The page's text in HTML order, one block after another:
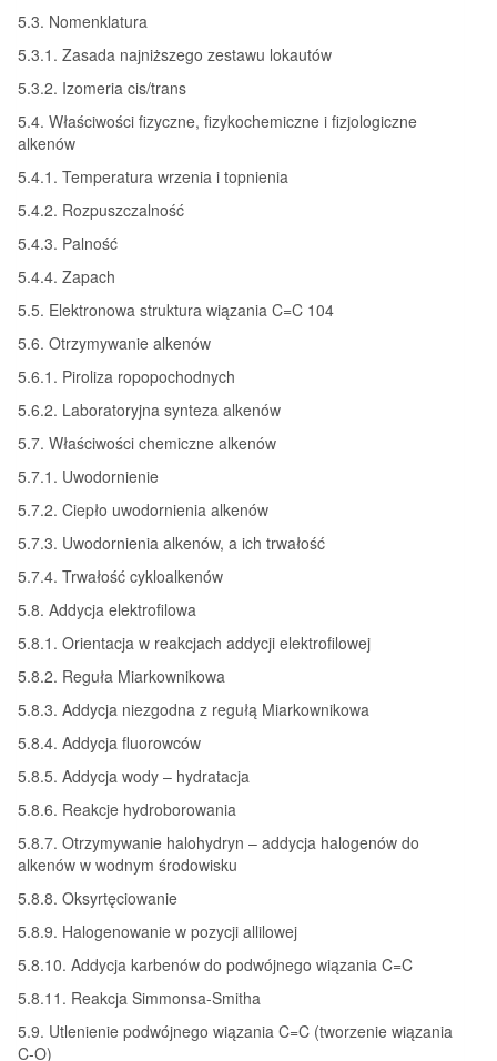
5.3. Nomenklatura
5.3.1. Zasada najniższego zestawu lokautów
5.3.2. Izomeria cis/trans
5.4. Właściwości fizyczne, fizykochemiczne i fizjologiczne
alkenów
5.4.1. Temperatura wrzenia i topnienia
5.4.2. Rozpuszczalność
5.4.3. Palność
5.4.4. Zapach
5.5. Elektronowa struktura wiązania C=C 104
5.6. Otrzymywanie alkenów
5.6.1. Piroliza ropopochodnych
5.6.2. Laboratoryjna synteza alkenów
5.7. Właściwości chemiczne alkenów
5.7.1. Uwodornienie
5.7.2. Ciepło uwodornienia alkenów
5.7.3. Uwodornienia alkenów, a ich trwałość
5.7.4. Trwałość cykloalkenów
5.8. Addycja elektrofilowa
5.8.1. Orientacja w reakcjach addycji elektrofilowej
5.8.2. Reguła Miarkownikowa
5.8.3. Addycja niezgodna z regułą Miarkownikowa
5.8.4. Addycja fluorowców
5.8.5. Addycja wody – hydratacja
5.8.6. Reakcje hydroborowania
5.8.7. Otrzymywanie halohydryn – addycja halogenów do
alkenów w wodnym środowisku
5.8.8. Oksyrtęciowanie
5.8.9. Halogenowanie w pozycji allilowej
5.8.10. Addycja karbenów do podwójnego wiązania C=C
5.8.11. Reakcja Simmonsa-Smitha
5.9. Utlenienie podwójnego wiązania C=C (tworzenie wiązania
C-O)